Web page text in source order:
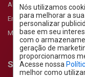
Nós utilizamos
para melhorar a
personalizar
base em seu
com o
geração de
proporcionarmos
Acesse nossa
melhor como
Alugar
Empreendimentos
Meus Favoritos
SERVIÇOS